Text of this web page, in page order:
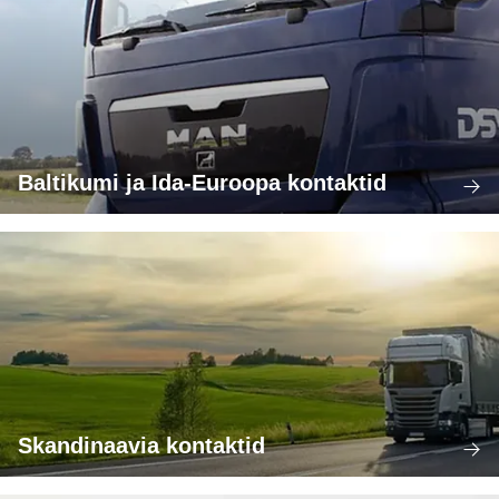
Baltikumi ja Ida-Euroopa kontaktid
Skandinaavia kontaktid